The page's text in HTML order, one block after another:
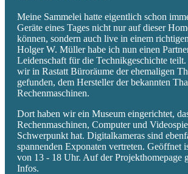
Meine Sammelei hatte eigentlich schon
Geräte eines Tages nicht nur auf dieser
können, sondern auch live in einem
Holger W. Müller habe ich nun einen
Leidenschaft für die Technikgeschichte
wir in Rastatt Büroräume der ehemaligen
gefunden, dem Hersteller der bekannten
Rechenmaschinen.
Dort haben wir ein Museum eingerichtet,
Rechenmaschinen, Computer und
Schwerpunkt hat. Digitalkameras sind
spannenden Exponaten vertreten. Geöffnet
von 13 - 18 Uhr. Auf der Projekthomepage
Infos.